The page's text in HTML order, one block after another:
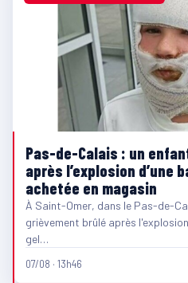
Pas-de-Calais : un
après l’explosion d’une
achetée en magasin
À Saint-Omer, dans le Pas-de-
grièvement brûlé après
gel…
07/08 · 13h46